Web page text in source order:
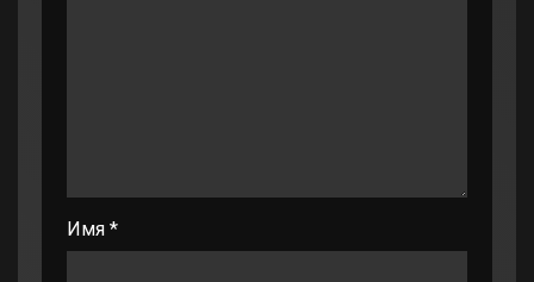
Имя *